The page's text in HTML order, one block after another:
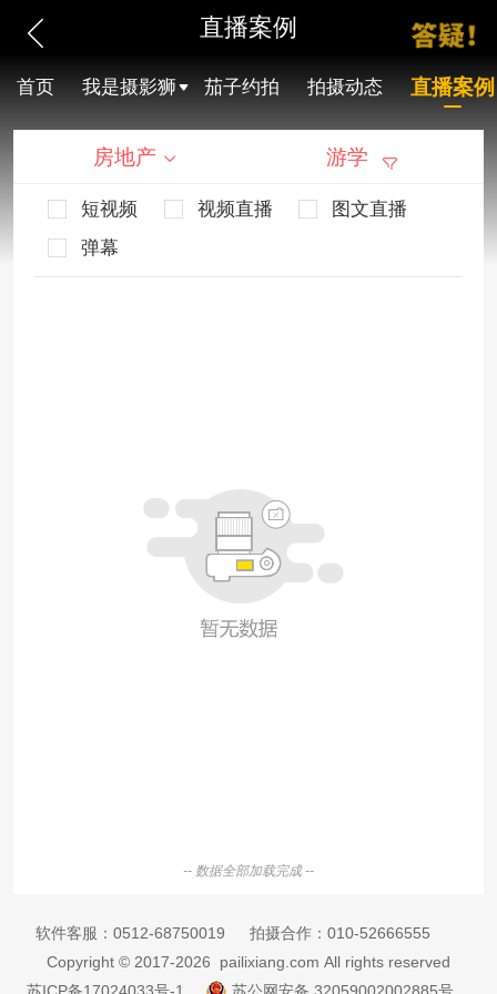
直播案例
首页 我是摄影狮 茄子约拍 拍摄动态 直播案例
房地产 游学
短视频 视频直播
图文直播
弹幕
-- 数据全部加载完成 --
软件客服： 0512-68750019 拍摄合作： 010-52666555
Copyright © 2017-2026 pailixiang.com All rights reserved
苏ICP备17024033号-1
苏公网安备 32059002002885号